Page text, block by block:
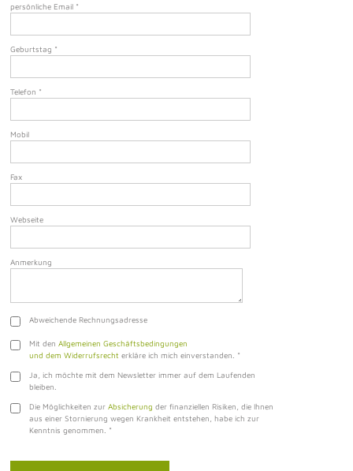
persönliche Email *
Geburtstag *
Telefon *
Mobil
Fax
Webseite
Anmerkung
Abweichende Rechnungsadresse
Mit den Allgemeinen Geschäftsbedingungen
und dem Widerrufsrecht erkläre ich mich einverstanden. *
Ja, ich möchte mit dem Newsletter immer auf dem Laufenden
bleiben.
Die Möglichkeiten zur Absicherung der finanziellen Risiken, die Ihnen
aus einer Stornierung wegen Krankheit entstehen, habe ich zur
Kenntnis genommen. *